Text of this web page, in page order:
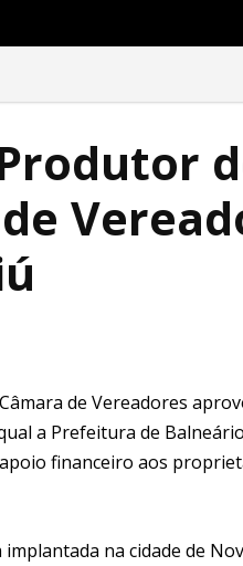
de Vereadores
a Prefeitura de
financeiro aos
implantada na cidade de